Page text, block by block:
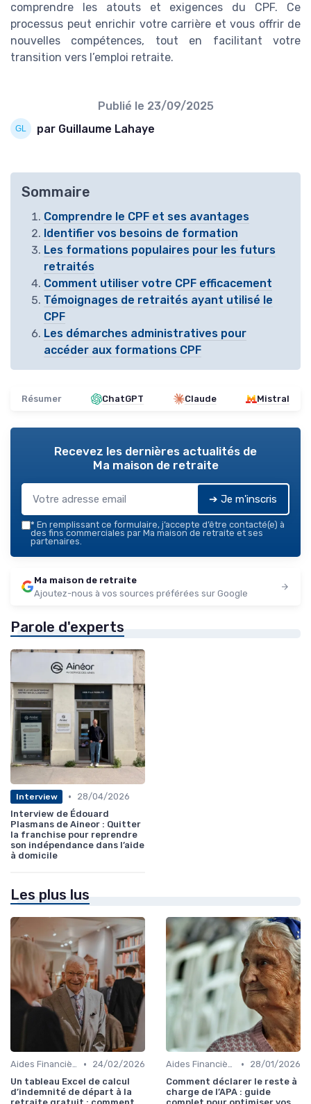
comprendre les atouts et exigences du CPF. Ce
processus peut enrichir votre carrière et vous offrir de
nouvelles compétences, tout en facilitant votre
transition vers l’emploi retraite.
Publié le 23/09/2025
par Guillaume Lahaye
Sommaire
Comprendre le CPF et ses avantages
Identifier vos besoins de formation
Les formations populaires pour les futurs
retraités
Comment utiliser votre CPF efficacement
Témoignages de retraités ayant utilisé le
CPF
Les démarches administratives pour
accéder aux formations CPF
Résumer ChatGPT Claude Mistral
Recevez les dernières actualités de
Ma maison de retraite
➔ Je m'inscris
* En remplissant ce formulaire, j’accepte d’être contacté(e) à
des fins commerciales par Ma maison de retraite et ses
partenaires.
Ma maison de retraite
Ajoutez-nous à vos sources préférées sur Google
Parole d'experts
Interview •
28/04/2026
Interview de Édouard
Plasmans de Aineor : Quitter
la franchise pour reprendre
son indépendance dans l’aide
à domicile
Les plus lus
Aides Financières et Subventions •
24/02/2026
Un tableau Excel de calcul
d’indemnité de départ à la
Aides Financières et Subventions •
28/01/2026
Comment déclarer le reste à
charge de l’APA : guide